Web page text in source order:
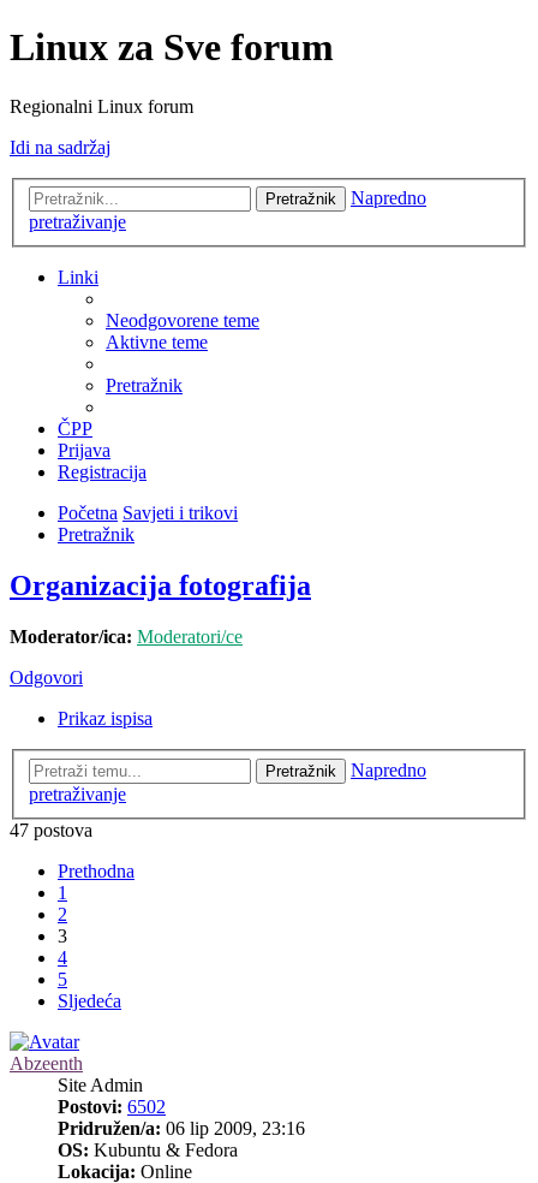
Linux za Sve forum
Regionalni Linux forum
Idi na sadržaj
Pretražnik
Napredno
pretraživanje
Linki
Neodgovorene teme
Aktivne teme
Pretražnik
ČPP
Prijava
Registracija
Početna Savjeti i trikovi
Pretražnik
Organizacija fotografija
Moderator/ica: Moderatori/ce
Odgovori
Prikaz ispisa
Pretražnik
Napredno
pretraživanje
47 postova
Prethodna
1
2
3
4
5
Sljedeća
Abzeenth
Site Admin
Postovi: 6502
Pridružen/a: 06 lip 2009, 23:16
OS: Kubuntu & Fedora
Lokacija: Online